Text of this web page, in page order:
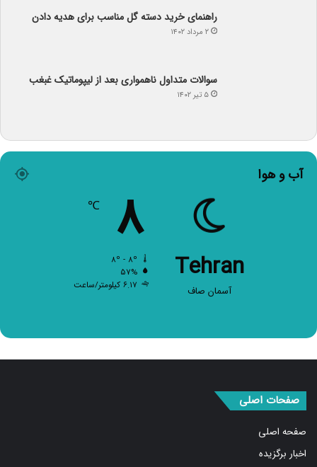
راهنمای خرید دسته گل مناسب برای هدیه دادن
۲ مرداد ۱۴۰۲
سوالات متداول ناهمواری بعد از لیپوماتیک غبغب
۵ تیر ۱۴۰۲
آب و هوا
Tehran
آسمان صاف
۸
۵۷%
۶.۱۷ کیلومتر/ساعت
صفحه اصلی
اخبار برگزیده
سیاسی